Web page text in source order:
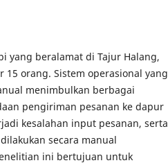
yang beralamat di Tajur Halang,
orang. Sistem operasional yang
menimbulkan berbagai
pengiriman pesanan ke dapur
kesalahan input pesanan, serta
secara manual
ini bertujuan untuk